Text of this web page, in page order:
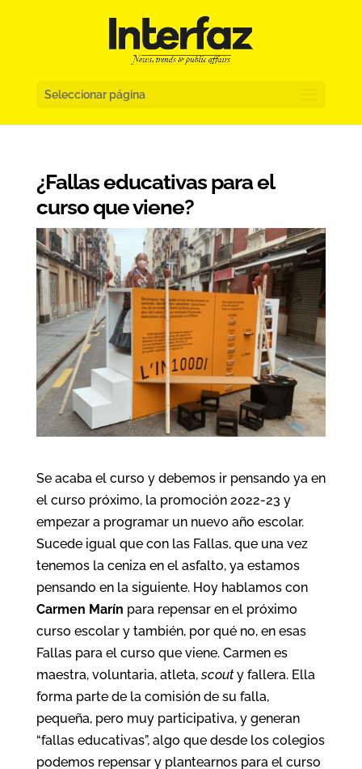
Seleccionar página
¿Fallas educativas para el
curso que viene?
Se acaba el curso y debemos ir pensando ya en
el curso próximo, la promoción 2022-23 y
empezar a programar un nuevo año escolar.
Sucede igual que con las Fallas, que una vez
tenemos la ceniza en el asfalto, ya estamos
pensando en la siguiente. Hoy hablamos con
Carmen Marín para repensar en el próximo
curso escolar y también, por qué no, en esas
Fallas para el curso que viene. Carmen es
maestra, voluntaria, atleta,scouty fallera. Ella
forma parte de la comisión de su falla,
pequeña, pero muy participativa, y generan
“fallas educativas”, algo que desde los colegios
podemos repensar y plantearnos para el curso